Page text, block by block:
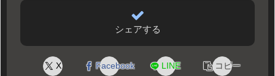
シェアする
X Facebook LINE コピー